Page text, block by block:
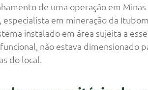
de uma operação em Minas
em mineração da
instalado em área sujeita a
não estava dimensionado
do local.